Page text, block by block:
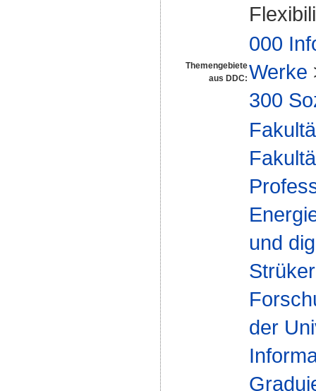
Themengebiete
aus DDC:
000
Werke
300
und
Strüker
der